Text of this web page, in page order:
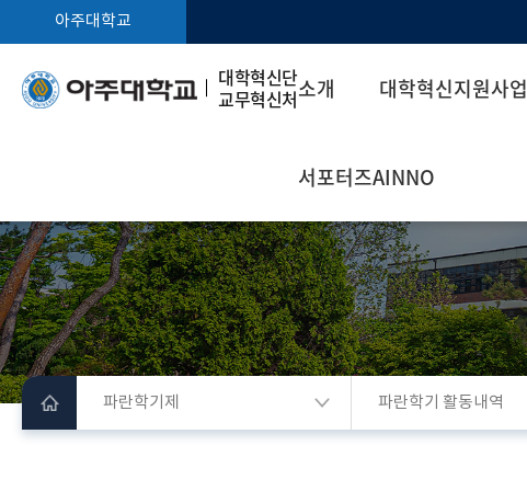
아주대학교
대학혁신단
교무혁신처소개 대학혁신지원사업
서포터즈AINNO
파란학기제 파란학기 활동내역